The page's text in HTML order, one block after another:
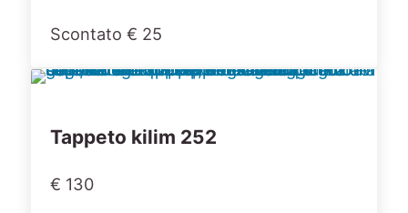
Scontato € 25
Tappeto kilim 252
€ 130